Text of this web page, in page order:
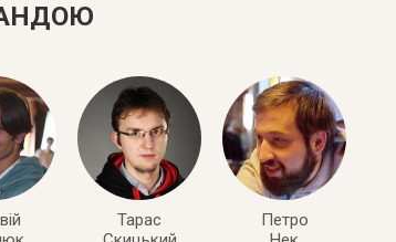
Тарас
Петро